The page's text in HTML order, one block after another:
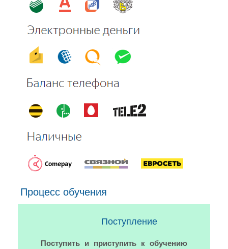
Процесс обучения
Поступление
Поступить и приступить к обучению